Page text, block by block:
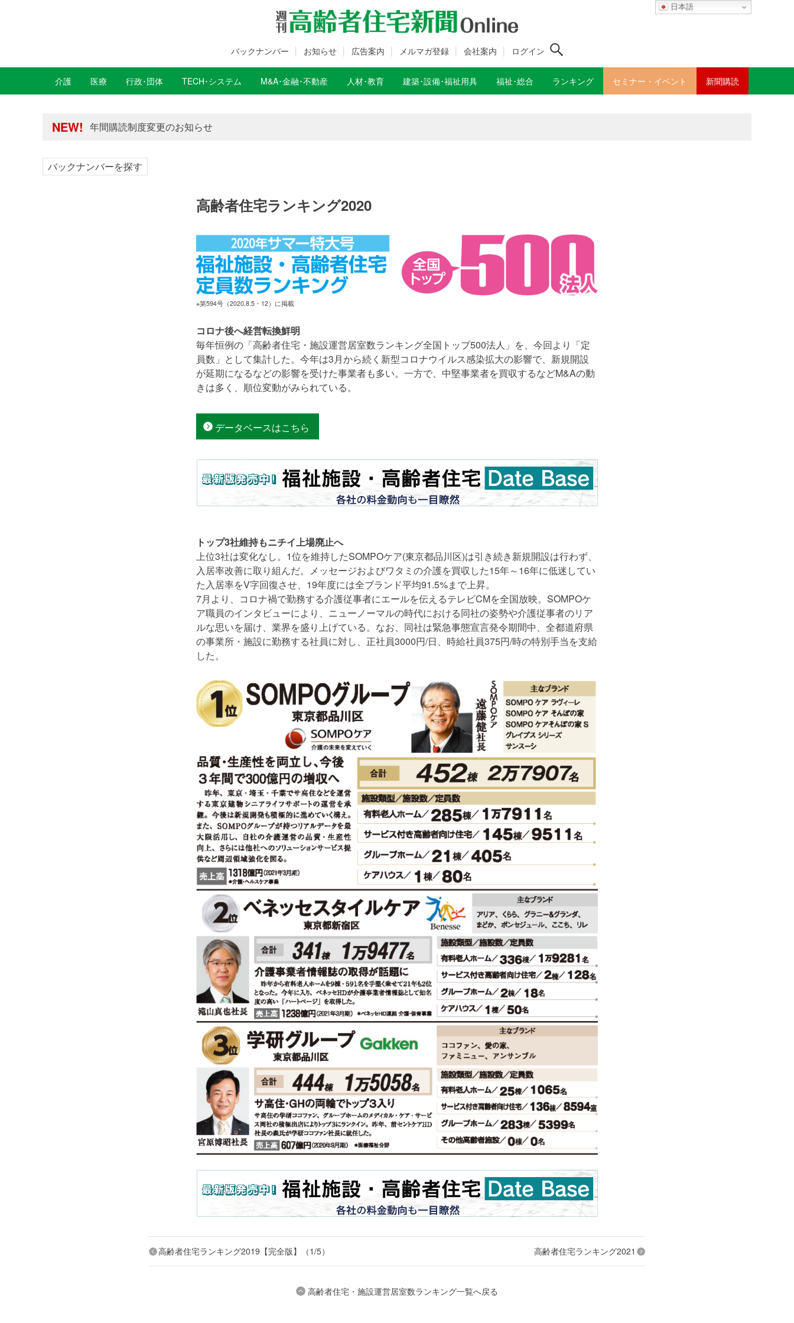
日本語
バックナンバー お知らせ 広告案内 メルマガ登録 会社案内 ログイン
介護 医療 行政･団体 TECH･システム M&A･金融･不動産 人材･教育 建築･設備･福祉用具 福祉･総合 ランキング セミナー・イベント 新聞購読
NEW!
年間購読制度変更のお知らせ
年間購読制度変更のお知らせ
バックナンバーを探す
高齢者住宅ランキング2020
※第594号（2020.8.5・12）に掲載
コロナ後へ経営転換鮮明
毎年恒例の「高齢者住宅・施設運営居室数ランキング全国トップ500法人」を、今回より「定
員数」として集計した。今年は3月から続く新型コロナウイルス感染拡大の影響で、新規開設
が延期になるなどの影響を受けた事業者も多い。一方で、中堅事業者を買収するなどM&Aの動
きは多く、順位変動がみられている。
データベースはこちら
トップ3社維持もニチイ上場廃止へ
上位3社は変化なし。1位を維持したSOMPOケア(東京都品川区)は引き続き新規開設は行わず、
入居率改善に取り組んだ。メッセージおよびワタミの介護を買収した15年～16年に低迷してい
た入居率をV字回復させ、19年度には全ブランド平均91.5%まで上昇。
7月より、コロナ禍で勤務する介護従事者にエールを伝えるテレビCMを全国放映。SOMPOケ
ア職員のインタビューにより、ニューノーマルの時代における同社の姿勢や介護従事者のリア
ルな思いを届け、業界を盛り上げている。なお、同社は緊急事態宣言発令期間中、全都道府県
の事業所・施設に勤務する社員に対し、正社員3000円/日、時給社員375円/時の特別手当を支給
した。
高齢者住宅ランキング2019【完全版】（1/5） 高齢者住宅ランキング2021
高齢者住宅・施設運営居室数ランキング一覧へ戻る